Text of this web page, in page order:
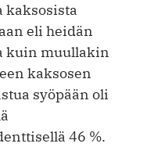
kaksosista
eli heidän
kuin muullakin
kaksosen
syöpään oli
46 %.